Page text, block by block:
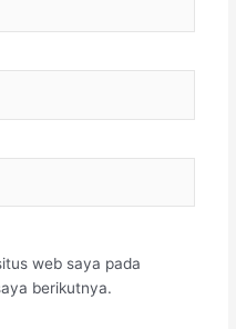
web saya pada
berikutnya.